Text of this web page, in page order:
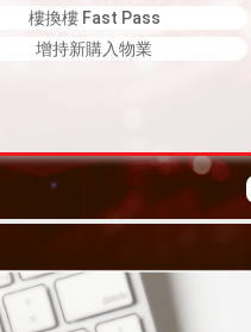
樓換樓 Fast Pass
增持新購入物業